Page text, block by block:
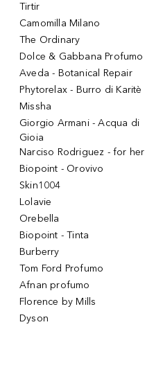
Tirtir
Camomilla Milano
The Ordinary
Dolce & Gabbana Profumo
Aveda - Botanical Repair
Phytorelax - Burro di Karitè
Missha
Giorgio Armani - Acqua di
Gioia
Narciso Rodriguez - for her
Biopoint - Orovivo
Skin1004
Lolavie
Orebella
Biopoint - Tinta
Burberry
Tom Ford Profumo
Afnan profumo
Florence by Mills
Dyson